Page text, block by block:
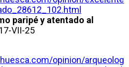
paripé y atentado al
VII-25
opinion/arqueolog